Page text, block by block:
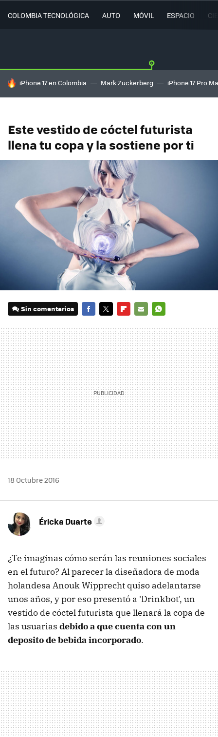
COLOMBIA TECNOLÓGICA AUTO MÓVIL ESPACIO
HOY SE HABLA DE
iPhone 17 en Colombia Mark Zuckerberg iPhone 17 Pro
Este vestido de cóctel futurista
llena tu copa y la sostiene por ti
Sin comentarios
MAIL
18 Octubre 2016
Éricka Duarte
¿Te imaginas cómo serán las reuniones sociales
en el futuro? Al parecer la diseñadora de moda
holandesa Anouk Wipprecht quiso adelantarse
unos años, y por eso presentó a 'Drinkbot', un
vestido de cóctel futurista que llenará la copa de
las usuarias debido a que cuenta con un
deposito de bebida incorporado.